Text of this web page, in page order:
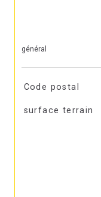
général
Code postal
surface terrain